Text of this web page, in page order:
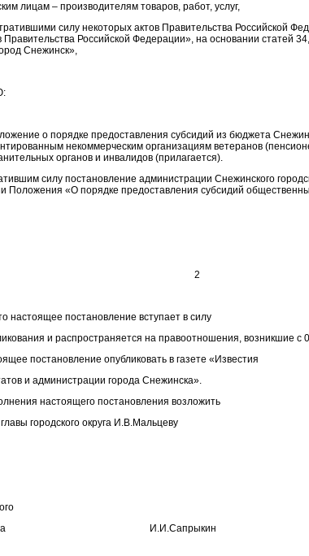
лицам – производителям товаров, работ, услуг,
силу некоторых актов Правительства Российской
Правительства Российской Федерации», на основании статей
Снежинск»,
о порядке предоставления субсидий из бюджета
некоммерческим организациям ветеранов
органов и инвалидов (прилагается).
силу постановление администрации Снежинского
Положения «О порядке предоставления субсидий
2
настоящее постановление вступает в силу
и распространяется на правоотношения, возникшие с
постановление опубликовать в газете «Известия
и администрации города Снежинска».
настоящего постановления возложить
городского округа И.В.Мальцеву
округа И.И.Сапрыкин